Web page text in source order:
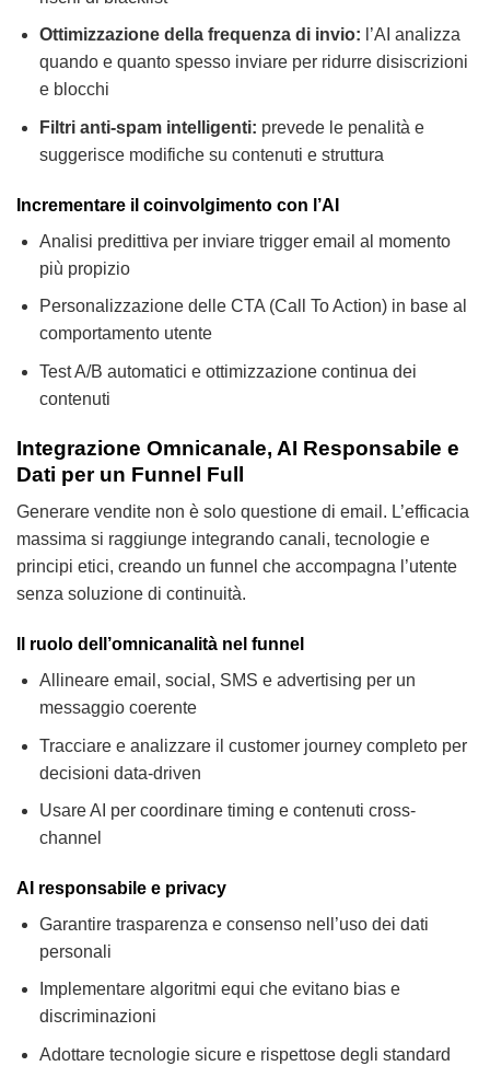
Ottimizzazione della frequenza di invio: l’AI analizza
quando e quanto spesso inviare per ridurre disiscrizioni
e blocchi
Filtri anti-spam intelligenti: prevede le penalità e
suggerisce modifiche su contenuti e struttura
Incrementare il coinvolgimento con l’AI
Analisi predittiva per inviare trigger email al momento
più propizio
Personalizzazione delle CTA (Call To Action) in base al
comportamento utente
Test A/B automatici e ottimizzazione continua dei
contenuti
Integrazione Omnicanale, AI Responsabile e
Dati per un Funnel Full
Generare vendite non è solo questione di email. L’efficacia
massima si raggiunge integrando canali, tecnologie e
principi etici, creando un funnel che accompagna l’utente
senza soluzione di continuità.
Il ruolo dell’omnicanalità nel funnel
Allineare email, social, SMS e advertising per un
messaggio coerente
Tracciare e analizzare il customer journey completo per
decisioni data-driven
Usare AI per coordinare timing e contenuti cross-
channel
AI responsabile e privacy
Garantire trasparenza e consenso nell’uso dei dati
personali
Implementare algoritmi equi che evitano bias e
discriminazioni
Adottare tecnologie sicure e rispettose degli standard